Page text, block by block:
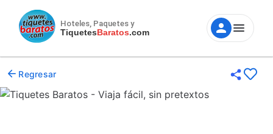
Hoteles, Paquetes y
TiquetesBaratos.com
Regresar